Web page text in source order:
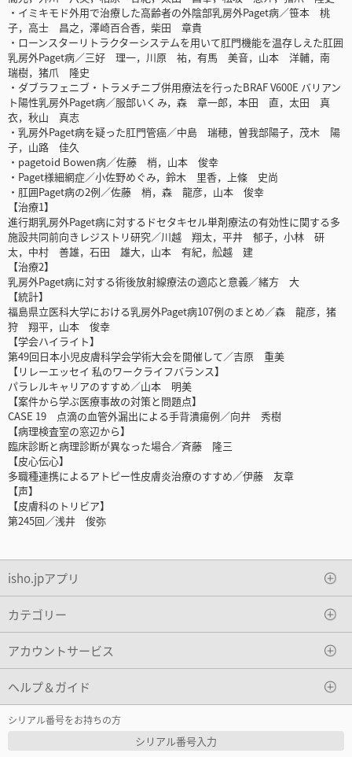
・イミキモド外用で治療した高齢者の外陰部乳房外Paget病／笹本 桃
子，高士 昌之，澤崎百合香，柴田 章貴
・ローンスターリトラクターシステムを用いて肛門機能を温存しえた肛囲
乳房外Paget病／三好 理一，川原 祐，有馬 美音，山本 洋輔，南
瑞樹，猪爪 隆史
・ダブラフェニブ・トラメチニブ併用療法を行ったBRAF V600E バリアン
ト陽性乳房外Paget病／服部いくみ，森 章一郎，本田 直，太田 真
衣，秋山 真志
・乳房外Paget病を疑った肛門管癌／中島 瑞穂，曽我部陽子，茂木 陽
子，山路 佳久
・pagetoid Bowen病／佐藤 梢，山本 俊幸
・Paget様細網症／小佐野めぐみ，鈴木 里香，上條 史尚
・肛囲Paget病の2例／佐藤 梢，森 龍彦，山本 俊幸
【治療1】
進行期乳房外Paget病に対するドセタキセル単剤療法の有効性に関する多
施設共同前向きレジストリ研究／川越 翔太，平井 郁子，小林 研
太，中村 善雄，石田 雄大，山本 有紀，舩越 建
【治療2】
乳房外Paget病に対する術後放射線療法の適応と意義／緒方 大
【統計】
福島県立医科大学における乳房外Paget病107例のまとめ／森 龍彦，猪
狩 翔平，山本 俊幸
【学会ハイライト】
第49回日本小児皮膚科学会学術大会を開催して／吉原 重美
【リレーエッセイ 私のワークライフバランス】
パラレルキャリアのすすめ／山本 明美
【案件から学ぶ医療事故の対策と問題点】
CASE 19 点滴の血管外漏出による手背潰瘍例／向井 秀樹
【病理検査室の窓辺から】
臨床診断と病理診断が異なった場合／斉藤 隆三
【皮心伝心】
多職種連携によるアトピー性皮膚炎治療のすすめ／伊藤 友章
【声】
【皮膚科のトリビア】
第245回／浅井 俊弥
isho.jpアプリ
カテゴリー
アカウントサービス
ヘルプ＆ガイド
シリアル番号をお持ちの方
シリアル番号入力